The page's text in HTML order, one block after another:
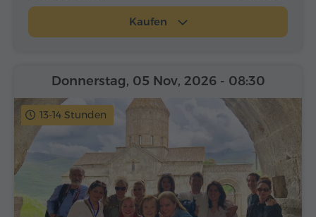
Kaufen
13-14 Stunden
Donnerstag, 05 Nov, 2026 - 08:30